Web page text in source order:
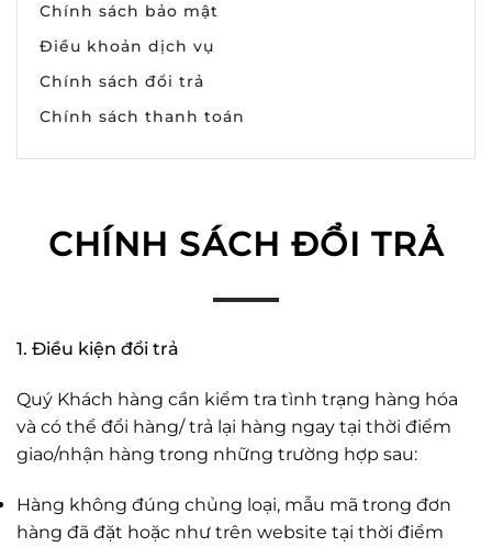
CHÍNH SÁCH ĐỔI TRẢ
1. Điều kiện đổi trả
Quý Khách hàng cần kiểm tra tình trạng hàng hóa
và có thể đổi hàng/ trả lại hàng ngay tại thời điểm
giao/nhận hàng trong những trường hợp sau:
Hàng không đúng chủng loại, mẫu mã trong đơn
hàng đã đặt hoặc như trên website tại thời điểm
Chính sách bảo mật
Điều khoản dịch vụ
Chính sách đổi trả
Chính sách thanh toán